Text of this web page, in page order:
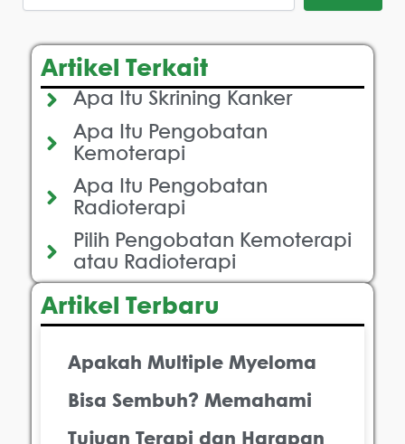
Artikel Terkait
Apa Itu Skrining Kanker
Apa Itu Pengobatan
Kemoterapi
Apa Itu Pengobatan
Radioterapi
Pilih Pengobatan Kemoterapi
atau Radioterapi
Artikel Terbaru
Apakah Multiple Myeloma
Bisa Sembuh? Memahami
Tujuan Terapi dan Harapan